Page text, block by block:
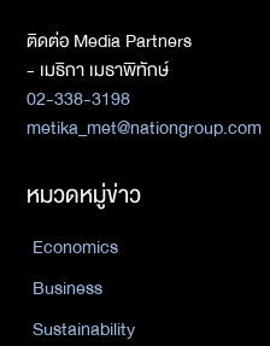
ติดต่อ Media Partners
- เมธิกา เมธาพิทักษ์
02-338-3198
metika_met@nationgroup.com
หมวดหมู่ข่าว
Economics
Business
Sustainability